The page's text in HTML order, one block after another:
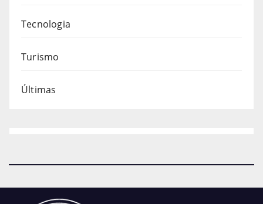
Tecnologia
Turismo
Últimas